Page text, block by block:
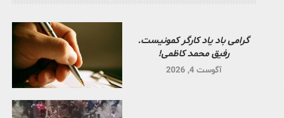
گرامی باد یاد کارگر کمونیست.
رفیق محمد کاظمی!
آگوست 4, 2026